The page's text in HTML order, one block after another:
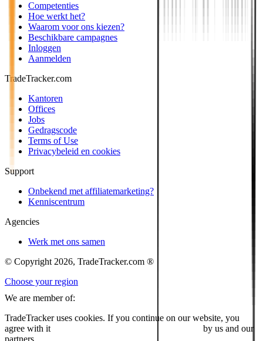
Competenties
Hoe werkt het?
Waarom voor ons kiezen?
Beschikbare campagnes
Inloggen
Aanmelden
TradeTracker.com
Kantoren
Offices
Jobs
Gedragscode
Terms of Use
Privacybeleid en cookies
Support
Onbekend met affiliatemarketing?
Kenniscentrum
Agencies
Werk met ons samen
© Copyright 2026, TradeTracker.com ®
Choose your region
We are member of:
TradeTracker uses cookies. If you continue on our website, you
agree with it
by us and our
partners.